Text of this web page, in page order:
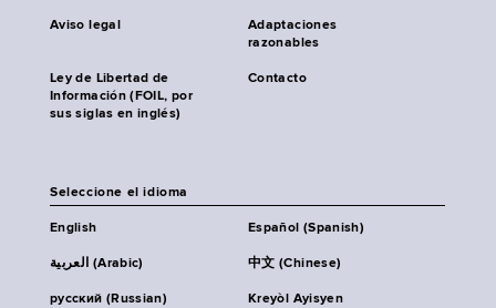
Aviso legal
Adaptaciones
razonables
Ley de Libertad de
Información (FOIL, por
sus siglas en inglés)
Contacto
Seleccione el idioma
English Español (Spanish)
العربية (Arabic) 中文 (Chinese)
русский (Russian)
Kreyòl Ayisyen